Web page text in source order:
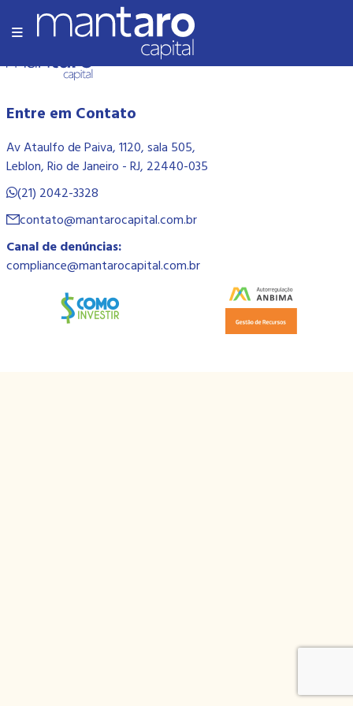
Olá Mundo!
Entre em Contato
Av Ataulfo de Paiva, 1120, sala 505,
Leblon, Rio de Janeiro - RJ, 22440-035
(21) 2042-3328
contato@mantarocapital.com.br
Canal de denúncias:
compliance@mantarocapital.com.br